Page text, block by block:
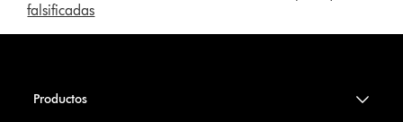
falsificadas
Productos